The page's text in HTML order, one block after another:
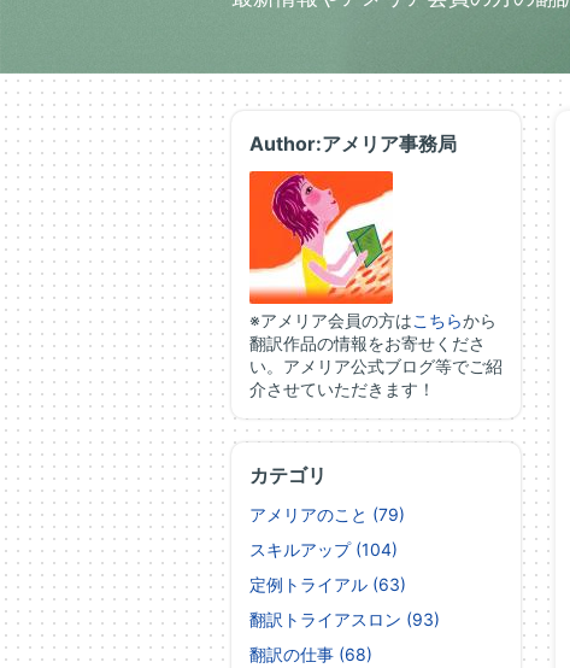
Author:アメリア事務局
※アメリア会員の方はこちらから
翻訳作品の情報をお寄せくださ
い。アメリア公式ブログ等でご紹
介させていただきます！
カテゴリ
アメリアのこと (79)
スキルアップ (104)
定例トライアル (63)
翻訳トライアスロン (93)
翻訳の仕事 (68)